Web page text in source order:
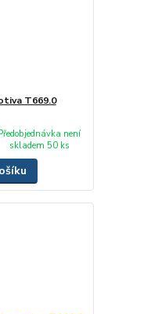
T669.0
Předobjednávka není
skladem 50 ks